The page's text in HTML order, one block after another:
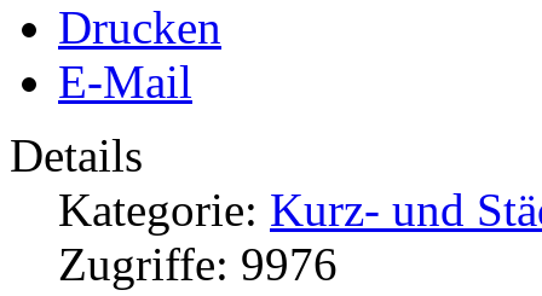
Drucken
E-Mail
Details
Kategorie: Kurz- und
Zugriffe: 9976